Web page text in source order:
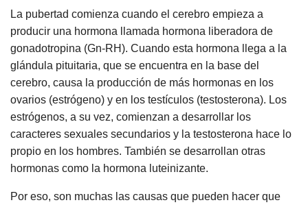
La pubertad comienza cuando el cerebro empieza a
producir una hormona llamada hormona liberadora de
gonadotropina (Gn-RH). Cuando esta hormona llega a la
glándula pituitaria, que se encuentra en la base del
cerebro, causa la producción de más hormonas en los
ovarios (estrógeno) y en los testículos (testosterona). Los
estrógenos, a su vez, comienzan a desarrollar los
caracteres sexuales secundarios y la testosterona hace lo
propio en los hombres. También se desarrollan otras
hormonas como la hormona luteinizante.
Por eso, son muchas las causas que pueden hacer que